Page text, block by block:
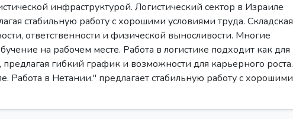
инфраструктурой. Логистический сектор в Израиле
стабильную работу с хорошими условиями труда. Складская
ответственности и физической выносливости. Многие
на рабочем месте. Работа в логистике подходит как для
гибкий график и возможности для карьерного роста.
Работа в Нетании." предлагает стабильную работу с хорошими